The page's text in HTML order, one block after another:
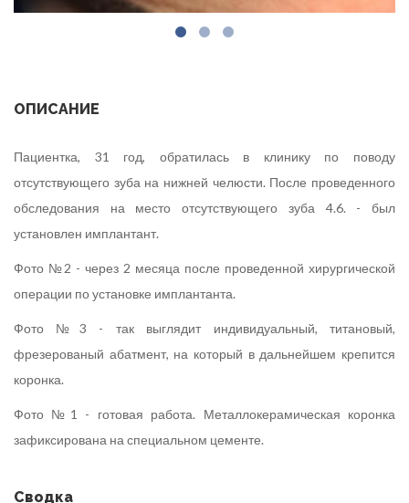
ОПИСАНИЕ
Пациентка, 31 год, обратилась в клинику по поводу
отсутствующего зуба на нижней челюсти. После проведенного
обследования на место отсутствующего зуба 4.6. - был
установлен имплантант.
Фото №2 - через 2 месяца после проведенной хирургической
операции по установке имплантанта.
Фото №3 - так выглядит индивидуальный, титановый,
фрезерованый абатмент, на который в дальнейшем крепится
коронка.
Фото №1 - готовая работа. Металлокерамическая коронка
зафиксирована на специальном цементе.
Сводка